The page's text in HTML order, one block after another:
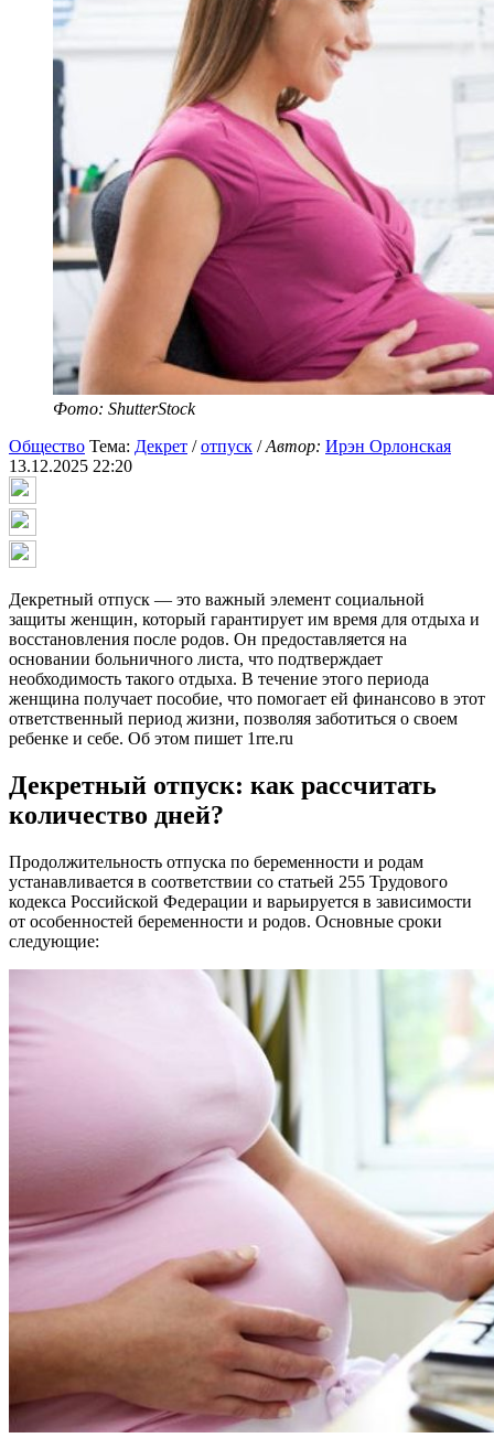
Фото: ShutterStock
Общество Тема: Декрет /отпуск /Автор: Ирэн Орлонская
13.12.2025 22:20
Декретный отпуск — это важный элемент социальной
защиты женщин, который гарантирует им время для отдыха и
восстановления после родов. Он предоставляется на
основании больничного листа, что подтверждает
необходимость такого отдыха. В течение этого периода
женщина получает пособие, что помогает ей финансово в этот
ответственный период жизни, позволяя заботиться о своем
ребенке и себе. Об этом пишет 1rre.ru
Декретный отпуск: как рассчитать
количество дней?
Продолжительность отпуска по беременности и родам
устанавливается в соответствии со статьей 255 Трудового
кодекса Российской Федерации и варьируется в зависимости
от особенностей беременности и родов. Основные сроки
следующие: